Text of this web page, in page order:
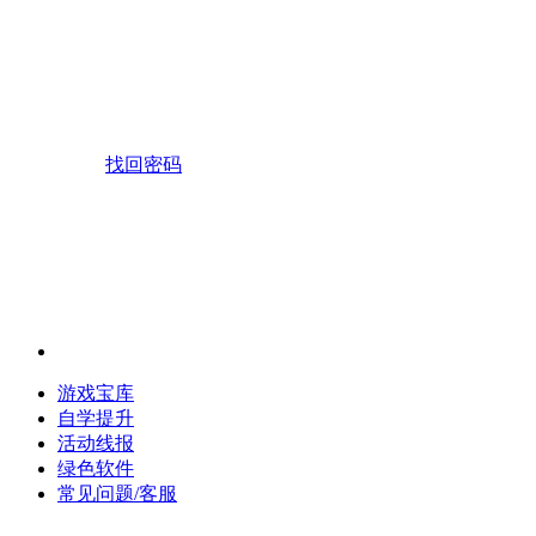
找回密码
游戏宝库
自学提升
活动线报
绿色软件
常见问题/客服